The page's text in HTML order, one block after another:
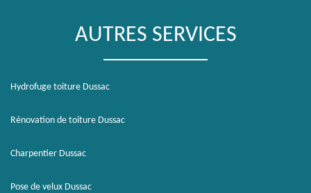
AUTRES SERVICES
Hydrofuge toiture Dussac
Rénovation de toiture Dussac
Charpentier Dussac
Pose de velux Dussac